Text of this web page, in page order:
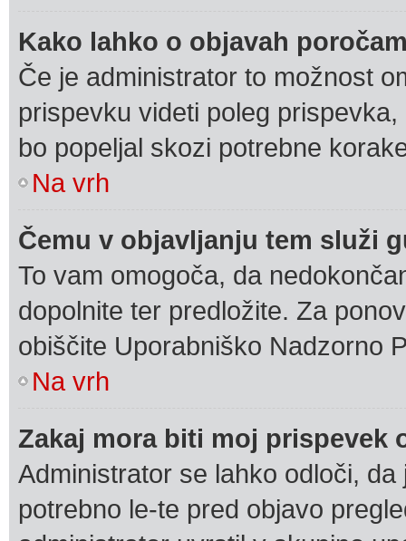
Kako lahko o objavah
Če je administrator to možnost
prispevku videti poleg
bo popeljal skozi potrebne
Na vrh
Čemu v objavljanju tem služi
To vam omogoča, da
dopolnite ter predložite. Za
obiščite Uporabniško Nadzorno
Na vrh
Zakaj mora biti moj prispevek
Administrator se lahko odloči,
potrebno le-te pred objavo